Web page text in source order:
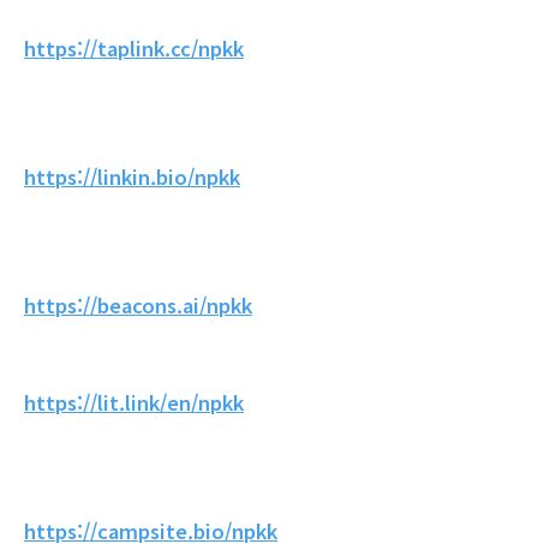
https://taplink.cc/npkk
https://linkin.bio/npkk
https://beacons.ai/npkk
https://lit.link/en/npkk
https://campsite.bio/npkk